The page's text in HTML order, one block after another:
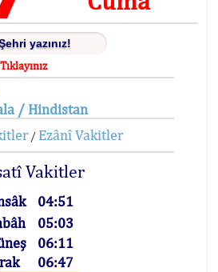
/ Hindistan
/ Ezânî Vakitler
Vakitler
04:51
05:03
06:11
06:47